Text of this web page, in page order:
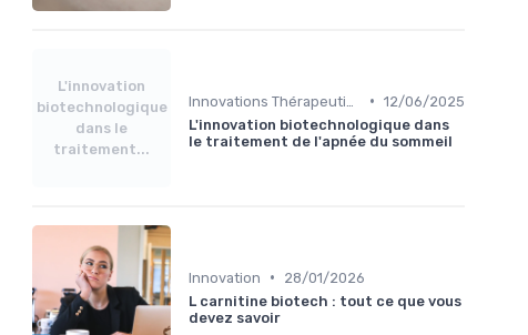
L'innovation
biotechnologique
dans le
traitement...
• 12/06/2025
L'innovation biotechnologique dans
le traitement de l'apnée du sommeil
Innovation •
28/01/2026
L carnitine biotech : tout ce que vous
devez savoir